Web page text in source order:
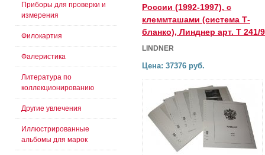
России (1992-1997), с
клеммташами (система Т-
бланко), Линднер арт. Т 241/
LINDNER
Цена: 37376 руб.
Приборы для проверки и
измерения
Филокартия
Фалеристика
Литература по
коллекционированию
Другие увлечения
Иллюстрированные
альбомы для марок